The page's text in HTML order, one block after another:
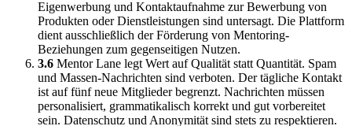
Eigenwerbung und Kontaktaufnahme zur Bewerbung von
Produkten oder Dienstleistungen sind untersagt. Die Plattform
dient ausschließlich der Förderung von Mentoring-
Beziehungen zum gegenseitigen Nutzen.
3.6 Mentor Lane legt Wert auf Qualität statt Quantität. Spam
und Massen-Nachrichten sind verboten. Der tägliche Kontakt
ist auf fünf neue Mitglieder begrenzt. Nachrichten müssen
personalisiert, grammatikalisch korrekt und gut vorbereitet
sein. Datenschutz und Anonymität sind stets zu respektieren.